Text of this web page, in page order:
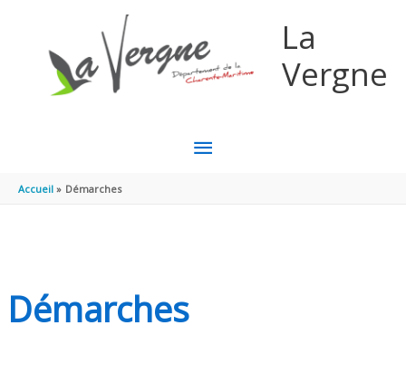
La
Vergne
MENU
Accueil Démarches
Démarches